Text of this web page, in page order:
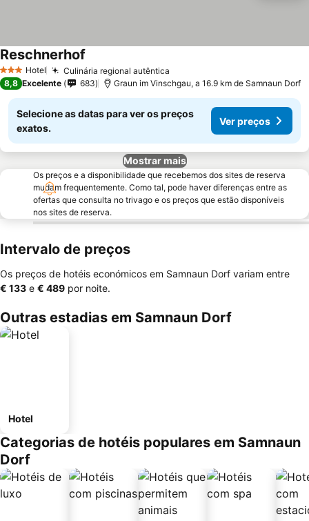
3 EstrelasHotel Culinária regional autêntica
Reschnerhof
8,8 Excelente 683 Graun im Vinschgau, a 16.9 km de Samnaun Dorf
Selecione as datas para ver os preços
exatos.
Ver preços
Mostrar mais
Os preços e a disponibilidade que recebemos dos sites de reserva
mudam frequentemente. Como tal, pode haver diferenças entre as
ofertas que consulta no trivago e os preços que estão disponíveis
nos sites de reserva.
Intervalo de preços
Os preços de hotéis económicos em Samnaun Dorf variam entre
‎€ 133 e ‎€ 489 por noite.
Outras estadias em Samnaun Dorf
Hotel
Categorias de hotéis populares em Samnaun
Dorf